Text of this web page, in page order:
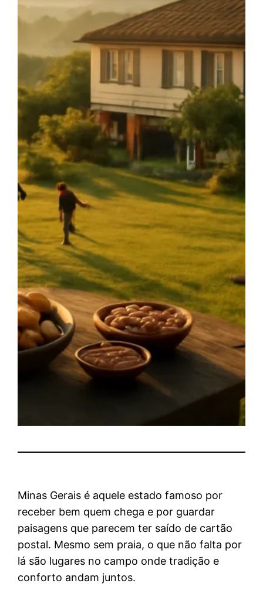
Minas Gerais é aquele estado famoso por
receber bem quem chega e por guardar
paisagens que parecem ter saído de cartão
postal. Mesmo sem praia, o que não falta por
lá são lugares no campo onde tradição e
conforto andam juntos.